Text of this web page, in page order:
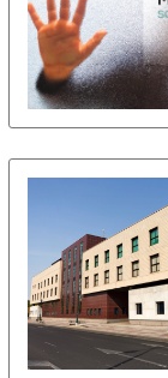
la
noticia